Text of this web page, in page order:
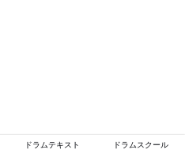
ドラムテキスト ドラムスクール